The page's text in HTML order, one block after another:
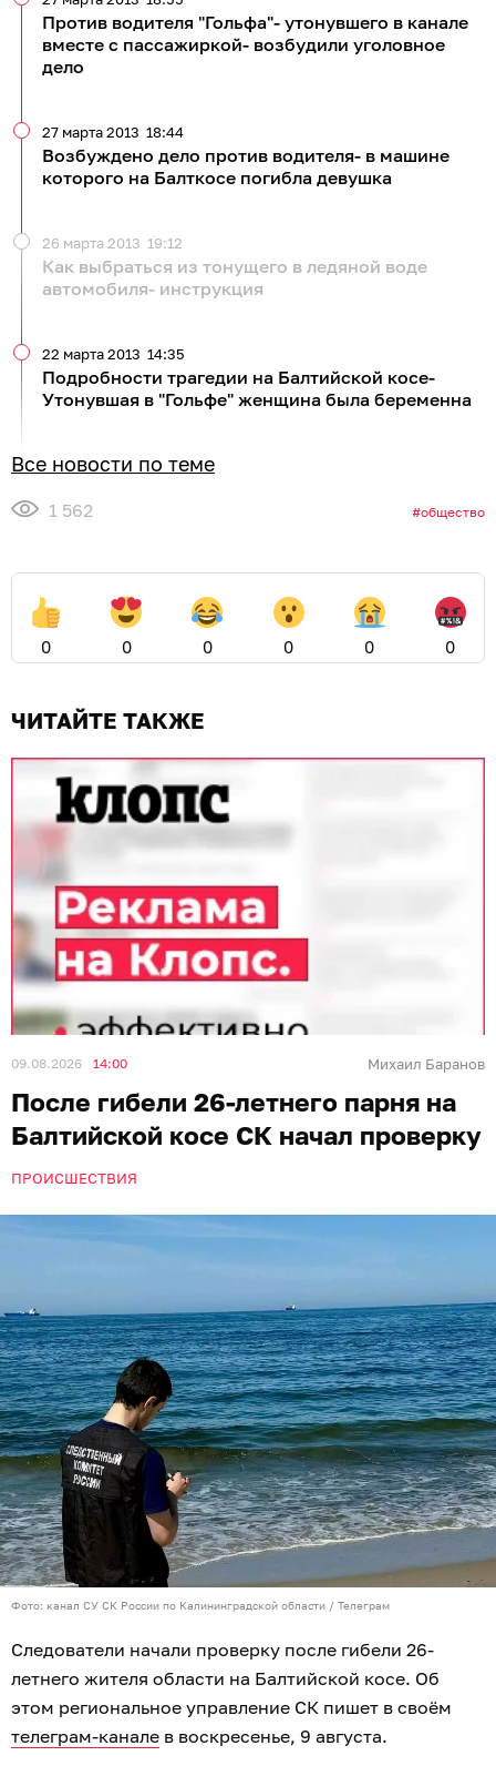
Против водителя "Гольфа"- утонувшего в канале
вместе с пассажиркой- возбудили уголовное
дело
Возбуждено дело против водителя- в машине
которого на Балткосе погибла девушка
27 марта 2013 18:44
Как выбраться из тонущего в ледяной воде
автомобиля- инструкция
26 марта 2013 19:12
Подробности трагедии на Балтийской косе-
Утонувшая в "Гольфе" женщина была беременна
22 марта 2013 14:35
Все новости по теме
1 562 общество
0 0 0 0 0 0
ЧИТАЙТЕ ТАКЖЕ
09.08.2026 14:00 Михаил Баранов
После гибели 26-летнего парня на
Балтийской косе СК начал проверку
ПРОИСШЕСТВИЯ
Фото: канал СУ СК России по Калининградской области / Телеграм
Следователи начали проверку после гибели 26-
летнего жителя области на Балтийской косе. Об
этом региональное управление СК пишет в своём
телеграм-канале в воскресенье, 9 августа.